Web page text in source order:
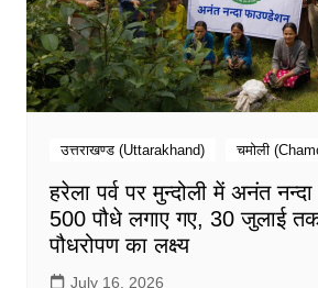
उत्तराखण्ड (Uttarakhand) चमोली
हरेला पर्व पर मुन्दोली में अनंत
500 पौधे लगाए गए, 30 जुलाई
पौधरोपण का लक्ष्य
July 16, 2026